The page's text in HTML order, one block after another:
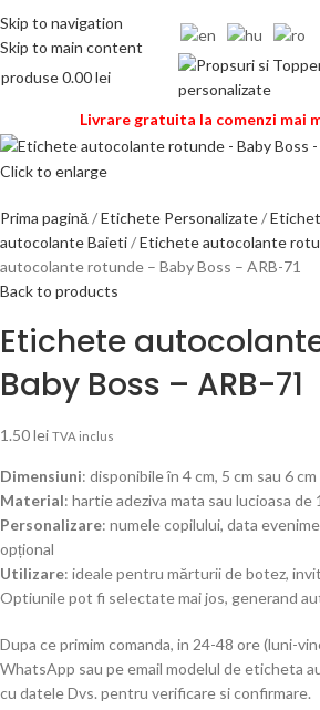
Skip to navigation
Skip to main content
produse0.00lei
Livrare gratuita la comenzi mai
Click to enlarge
Prima pagină Etichete Personalizate
autocolante Baieti
Etichete autocolante
autocolante rotunde – Baby Boss – ARB-71
Back to products
Etichete
Baby Boss – ARB-71
1.50lei TVA inclus
Dimensiuni: disponibile în 4 cm, 5 cm sau 6
Material: hartie adeziva mata sau lucioasa de
Personalizare: numele copilului, data
opțional
Utilizare: ideale pentru mărturii de botez,
Optiunile pot fi selectate mai jos, generand
Dupa ce primim comanda, in 24-48 ore (luni-
WhatsApp sau pe email modelul de eticheta
cu datele Dvs. pentru verificare si confirmare.